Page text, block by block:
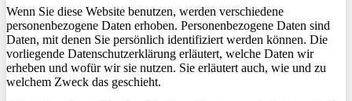
Wenn Sie diese Website benutzen, werden verschiedene
personenbezogene Daten erhoben. Personenbezogene Daten sind
Daten, mit denen Sie persönlich identifiziert werden können. Die
vorliegende Datenschutzerklärung erläutert, welche Daten wir
erheben und wofür wir sie nutzen. Sie erläutert auch, wie und zu
welchem Zweck das geschieht.